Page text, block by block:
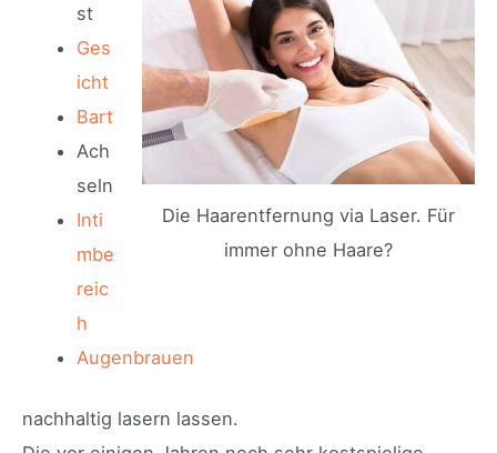
Die Haarentfernung via Laser. Für
immer ohne Haare?
st
Ges
icht
Bart
Ach
seln
Inti
mbe
reic
h
Augenbrauen
nachhaltig lasern lassen.